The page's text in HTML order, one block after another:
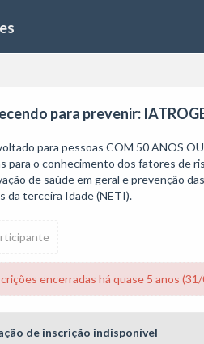
para prevenir:
para pessoas COM 50 ANOS
para o conhecimento dos fatores de
de saúde em geral e prevenção
da terceira Idade (NETI).
encerradas há quase 5 anos
de inscrição indisponível